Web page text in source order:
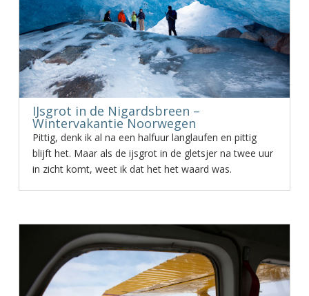
IJsgrot in de Nigardsbreen –
Wintervakantie Noorwegen
Pittig, denk ik al na een halfuur langlaufen en pittig
blijft het. Maar als de ijsgrot in de gletsjer na twee uur
in zicht komt, weet ik dat het het waard was.